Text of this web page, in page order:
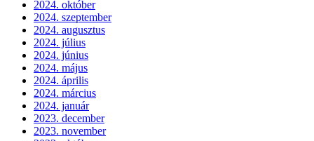
2024. október
2024. szeptember
2024. augusztus
2024. július
2024. június
2024. május
2024. április
2024. március
2024. január
2023. december
2023. november